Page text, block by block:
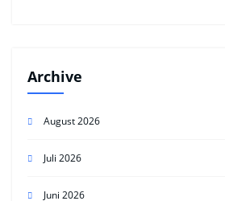
Archive
August 2026
Juli 2026
Juni 2026